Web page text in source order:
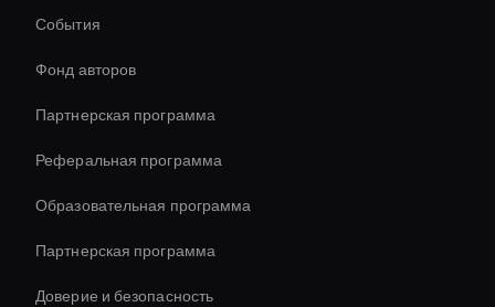
События
Фонд авторов
Партнерская программа
Реферальная программа
Образовательная программа
Партнерская программа
Доверие и безопасность